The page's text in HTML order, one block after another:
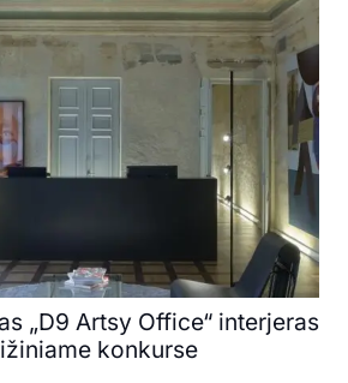
„D9 Artsy Office“ interjeras
konkurse